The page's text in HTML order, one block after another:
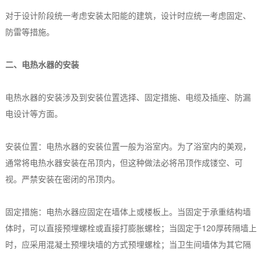
对于设计阶段统一考虑安装太阳能的建筑，设计时应统一考虑固定、
防雷等措施。
二、电热水器的安装
电热水器的安装涉及到安装位置选择、固定措施、电缆及插座、防漏
电设计等方面。
安装位置：电热水器的安装位置一般为浴室内。为了浴室内的美观，
通常将电热水器安装在吊顶内，但这种做法必将吊顶作成镂空、可
视。严禁安装在密闭的吊顶内。
固定措施：电热水器应固定在墙体上或楼板上。当固定于承重结构墙
体时，可以直接预埋螺栓或直接打膨胀螺栓；当固定于120厚砖隔墙上
时，应采用混凝土预埋块墙的方式预埋螺栓；当卫生间墙体为其它隔